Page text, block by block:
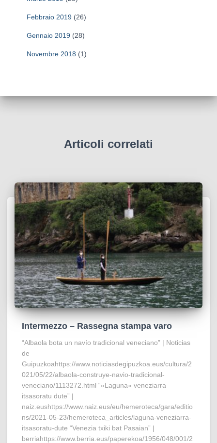
Febbraio 2019 (26)
Gennaio 2019 (28)
Novembre 2018 (1)
Articoli correlati
Intermezzo – Rassegna stampa varo
“Albaola bota un navío tradicional veneciano” | Noticias
de
Guipuzkoahttps://www.noticiasdegipuzkoa.eus/cultura/2
021/05/22/albaola-construye-navio-tradicional-
veneciano/1113272.html “«Laguna» veneziarra
itsasoratu dute” |
naiz.eushttps://www.naiz.eus/eu/hemeroteca/gara/editio
ns/2021-05-23/hemeroteca_articles/laguna-veneziarra-
itsasoratu-dute “Venezia txiki bat Pasaian” |
berriahttps://www.berria.eus/paperekoa/1956/048/001/2